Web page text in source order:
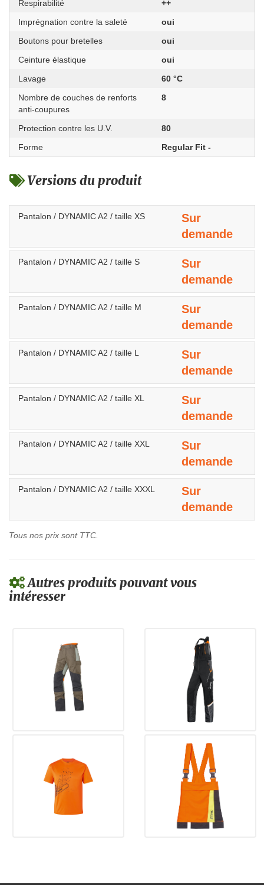
Respirabilité
++
Imprégnation contre la saleté
oui
Boutons pour bretelles
oui
Ceinture élastique
oui
Lavage
60 °C
Nombre de couches de renforts
anti-coupures
8
Protection contre les U.V.
80
Forme
Regular Fit -
Versions du produit
Pantalon / DYNAMIC A2 / taille XS
Sur
demande
Pantalon / DYNAMIC A2 / taille S
Sur
demande
Pantalon / DYNAMIC A2 / taille M
Sur
demande
Pantalon / DYNAMIC A2 / taille L
Sur
demande
Pantalon / DYNAMIC A2 / taille XL
Sur
demande
Pantalon / DYNAMIC A2 / taille XXL
Sur
demande
Pantalon / DYNAMIC A2 / taille XXXL
Sur
demande
Tous nos prix sont TTC.
Autres produits pouvant vous
intéresser